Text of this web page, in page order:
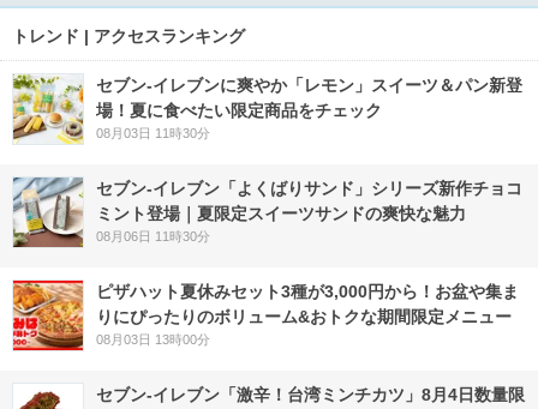
トレンド | アクセスランキング
セブン‐イレブンに爽やか「レモン」スイーツ＆パン新登
場！夏に食べたい限定商品をチェック
08月03日 11時30分
セブン‐イレブン「よくばりサンド」シリーズ新作チョコ
ミント登場｜夏限定スイーツサンドの爽快な魅力
08月06日 11時30分
ピザハット夏休みセット3種が3,000円から！お盆や集ま
りにぴったりのボリューム&おトクな期間限定メニュー
08月03日 13時00分
セブン-イレブン「激辛！台湾ミンチカツ」8月4日数量限